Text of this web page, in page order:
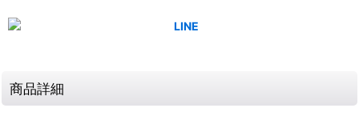
商品詳細